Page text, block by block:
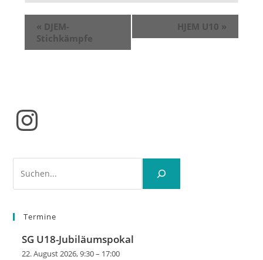
« DJEM-
Stichkämpfe
HJEM U10 »
Instagram
Termine
SG U18-Jubiläumspokal
22. August 2026, 9:30– 17:00